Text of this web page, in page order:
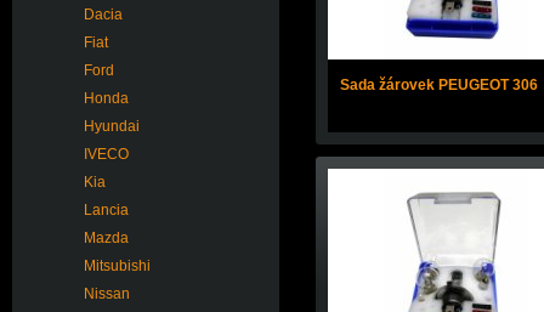
Dacia
Fiat
Ford
Honda
Hyundai
IVECO
Kia
Lancia
Mazda
Mitsubishi
Nissan
Sada žárovek PEUGEOT 306